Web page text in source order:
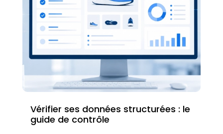
Vérifier ses données structurées : le
guide de contrôle